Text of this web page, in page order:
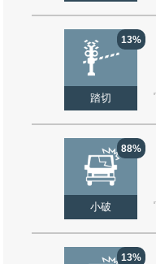
13%
踏切
88%
小破
13%